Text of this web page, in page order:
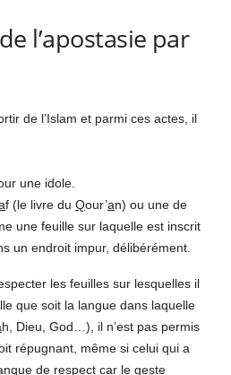
l’apostasie par
de l’Islam et parmi ces actes, il
une idole.
f (le livre du Qour’an) ou une de
une feuille sur laquelle est inscrit
un endroit impur, délibérément.
les feuilles sur lesquelles il
que soit la langue dans laquelle
h, Dieu, God…), il n’est pas permis
répugnant, même si celui qui a
de respect car le geste